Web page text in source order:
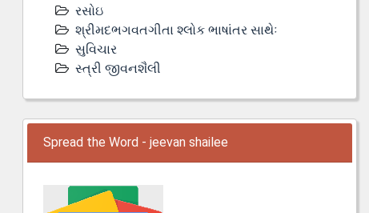
રસોઇ
શ્રીમદભગવતગીતા શ્લોક ભાષાંતર સાથેઃ
સુવિચાર
સ્ત્રી જીવનશૈલી
Spread the Word - jeevan shailee